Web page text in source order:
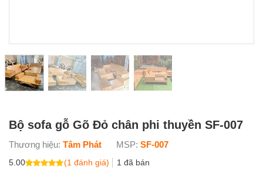
Bộ sofa gỗ Gõ Đỏ chân phi thuyền SF-007
Thương hiệu: Tâm Phát MSP: SF-007
5.00 (1 đánh giá) 1 đã bán